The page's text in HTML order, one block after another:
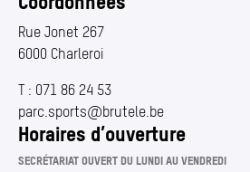
Rue Jonet 267
6000 Charleroi
T : 071 86 24 53
parc.​sports@​brutele.​be
Horaires d’ouverture
SECRÉTARIAT OUVERT DU LUNDI AU VENDREDI